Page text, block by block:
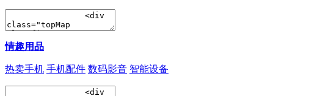
情趣用品
热卖手机 手机配件 数码影音 智能设备